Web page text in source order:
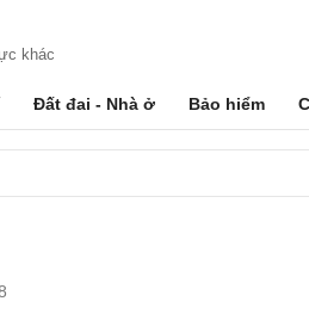
khác
Đất đai - Nhà ở Bảo hiểm